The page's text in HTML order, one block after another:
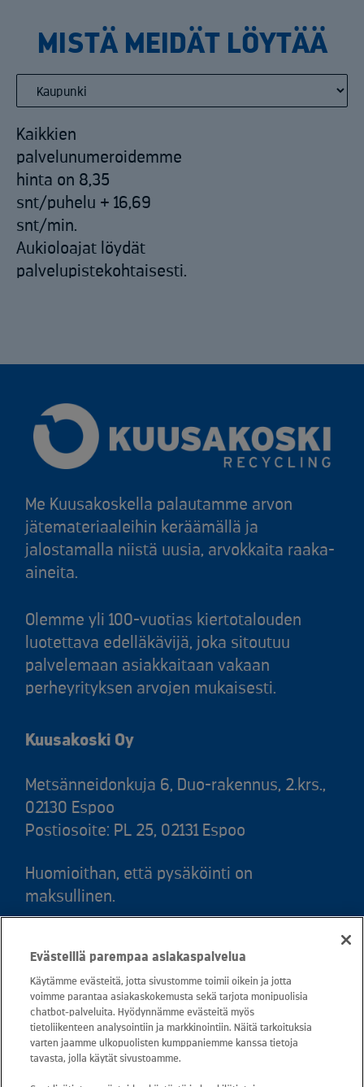
MISTÄ MEIDÄT LÖYTÄÄ
Kaikkien
palvelunumeroidemme
hinta on 8,35
snt/puhelu + 16,69
snt/min.
Aukioloajat löydät
palvelupistekohtaisesti.
Me Kuusakoskella palautamme arvon
jätemateriaaleihin keräämällä ja
jalostamalla niistä uusia, arvokkaita raaka-
aineita.
Olemme yli 100-vuotias kiertotalouden
luotettava edelläkävijä, joka sitoutuu
palvelemaan asiakkaitaan vakaan
perheyrityksen arvojen mukaisesti.
Kuusakoski Oy
Metsänneidonkuja 6, Duo-rakennus, 2.krs.,
02130 Espoo
Postiosoite: PL 25, 02131 Espoo
Huomioithan, että pysäköinti on
maksullinen.
snt/puhelu + 16,69 snt/min)
Asiakaspalvelu: 0800 30880
avoinna arkisin ma - pe klo 8-16
sähköposti:
Evästeillä parempaa asiakaspalvelua
Käytämme evästeitä, jotta sivustomme toimii oikein ja jotta
voimme parantaa asiakaskokemusta sekä tarjota monipuolisia
chatbot-palveluita. Hyödynnämme evästeitä myös
tietoliikenteen analysointiin ja markkinointiin. Näitä tarkoituksia
varten jaamme ulkopuolisten kumppaniemme kanssa tietoja
tavasta, jolla käytät sivustoamme.